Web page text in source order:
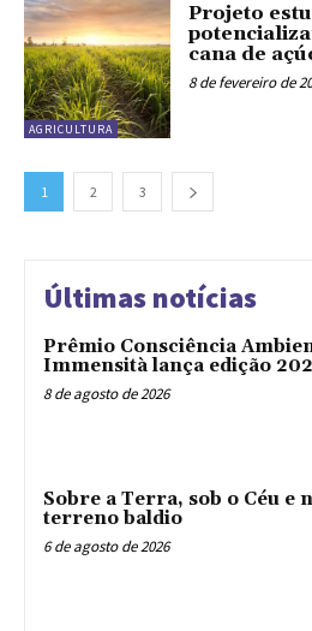
AGRICULTURA
Projeto
cana de
8 de fevereiro de
1 2 3
Últimas notícias
Prêmio Consciência
Immensità lança edição
8 de agosto de 2026
Sobre a Terra, sob o Céu e
terreno baldio
6 de agosto de 2026